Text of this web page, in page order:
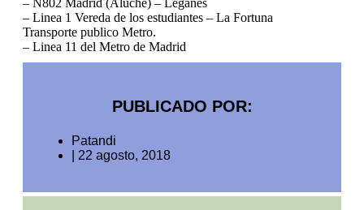
– N802 Madrid (Aluche) – Leganes
– Linea 1 Vereda de los estudiantes – La Fortuna
Transporte publico Metro.
– Linea 11 del Metro de Madrid
PUBLICADO POR:
Patandi
22 agosto, 2018